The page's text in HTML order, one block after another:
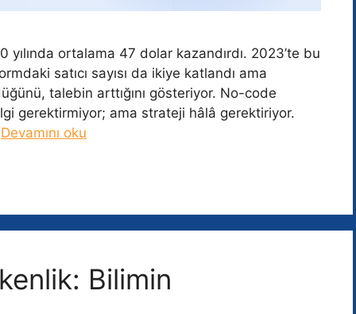
ortalama 47 dolar kazandırdı. 2023’te bu
satıcı sayısı da ikiye katlandı ama
talebin arttığını gösteriyor. No-code
gerektirmiyor; ama strateji hâlâ gerektiriyor.
Devamını oku
Bilimin